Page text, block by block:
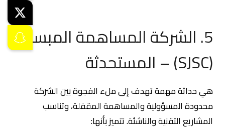
5. الشركة المساهمة المبسطة
(SJSC) – المستحدثة
هي حداثة مهمة تهدف إلى ملء الفجوة بين الشركة
محدودة المسؤولية والمساهمة المقفلة، وتناسب
المشاريع التقنية والناشئة. تتميز بأنها: